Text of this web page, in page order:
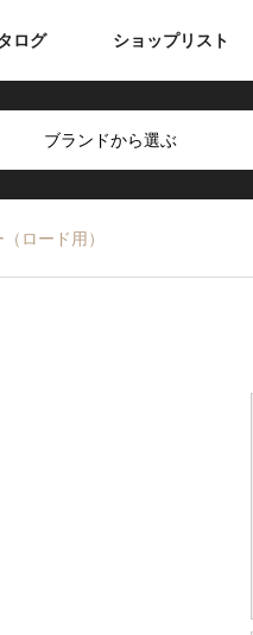
ログ ショップリスト
ブランドから選ぶ
ロード用）